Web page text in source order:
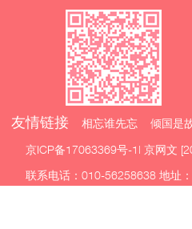
友情链接 相忘谁先忘 倾国是
京ICP备17063369号-1 | 京网文
联系电话：010-56258638 地址